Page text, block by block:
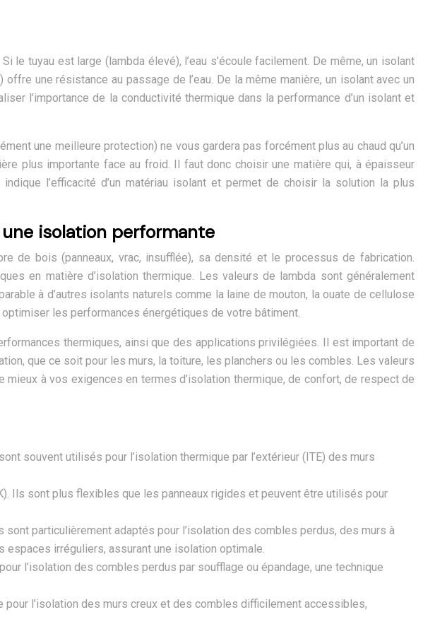
le tuyau est large (lambda élevé), l’eau s’écoule facilement. De même, un isolant
une résistance au passage de l’eau. De la même manière, un isolant avec un
l’importance de la conductivité thermique dans la performance d’un isolant et
une meilleure protection) ne vous gardera pas forcément plus au chaud qu’un
plus importante face au froid. Il faut donc choisir une matière qui, à épaisseur
l’efficacité d’un matériau isolant et permet de choisir la solution la plus
isolation performante
bois (panneaux, vrac, insufflée), sa densité et le processus de fabrication.
en matière d’isolation thermique. Les valeurs de lambda sont généralement
à d’autres isolants naturels comme la laine de mouton, la ouate de cellulose
les performances énergétiques de votre bâtiment.
thermiques, ainsi que des applications privilégiées. Il est important de
que ce soit pour les murs, la toiture, les planchers ou les combles. Les valeurs
à vos exigences en termes d’isolation thermique, de confort, de respect de
souvent utilisés pour l’isolation thermique par l’extérieur (ITE) des murs
Ils sont plus flexibles que les panneaux rigides et peuvent être utilisés pour
particulièrement adaptés pour l’isolation des combles perdus, des murs à
irréguliers, assurant une isolation optimale.
l’isolation des combles perdus par soufflage ou épandage, une technique
l’isolation des murs creux et des combles difficilement accessibles,